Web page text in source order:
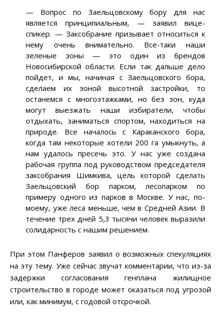
— Вопрос по Заельцовскому бору для нас
является принципиальным, — заявил вице-
спикер. — Заксобрание призывает относиться к
нему очень внимательно. Все-таки наши
зеленые зоны — это один из брендов
Новосибирской области. Если так дальше дело
пойдет, и мы, начиная с Заельцовского бора,
сделаем их зоной высотной застройки, то
останемся с многоэтажками, но без зон, куда
могут выезжать наши избиратели, чтобы
отдыхать, заниматься спортом, находиться на
природе. Все началось с Караканского бора,
когда там некоторые хотели 200 га умыкнуть, а
нам удалось пресечь это. У нас уже создана
рабочая группа под руководством председателя
заксобрания Шимкива, цель которой сделать
Заельцовский бор парком, лесопарком по
примеру одного из парков в Москве. У нас, по-
моему, уже леса меньше, чем в Средней Азии. В
течение трех дней 5,3 тысячи человек выразили
солидарность с нашим решением.
При этом Панферов заявил о возможных спекуляциях
на эту тему. Уже сейчас звучат комментарии, что из-за
задержки согласования генплана жилищное
строительство в городе может оказаться под угрозой
или, как минимум, с годовой отсрочкой.